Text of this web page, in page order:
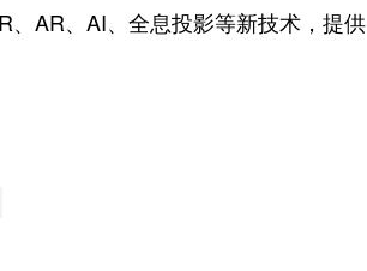
AR、AI、全息投影等新技术，提供